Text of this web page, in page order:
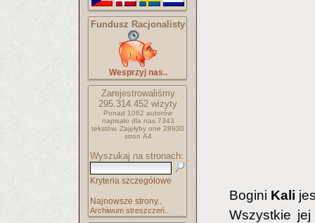
Fundusz Racjonalisty
Wesprzyj nas..
Zarejestrowaliśmy
295.314.452 wizyty
Ponad 1062 autorów
napisało dla nas 7343
tekstów. Zajęłyby one 28930
stron A4
Wyszukaj na stronach:
Kryteria szczegółowe
Najnowsze strony..
Archiwum streszczeń..
Bogini Kali
Wszystkie